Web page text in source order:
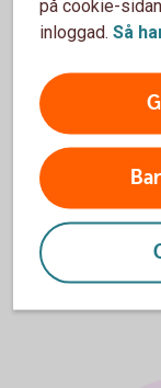
Message
Testmiljön för
på cookie-
inloggad. Så